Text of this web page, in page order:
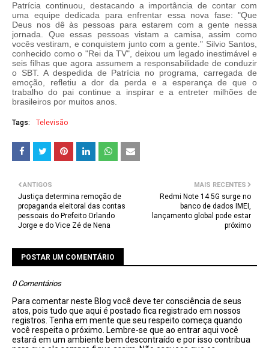
Patrícia continuou, destacando a importância de contar com
uma equipe dedicada para enfrentar essa nova fase: "Que
Deus nos dê às pessoas para estarem com a gente nessa
jornada. Que essas pessoas vistam a camisa, assim como
vocês vestiram, e conquistem junto com a gente." Silvio Santos,
conhecido como o "Rei da TV", deixou um legado inestimável e
seis filhas que agora assumem a responsabilidade de conduzir
o SBT. A despedida de Patrícia no programa, carregada de
emoção, refletiu a dor da perda e a esperança de que o
trabalho do pai continue a inspirar e a entreter milhões de
brasileiros por muitos anos.
Tags: Televisão
MAIS RECENTES
Redmi Note 14 5G surge no
banco de dados IMEI,
lançamento global pode estar
próximo
ANTIGOS
Justiça determina remoção de
propaganda eleitoral das contas
pessoais do Prefeito Orlando
Jorge e do Vice Zé de Nena
POSTAR UM COMENTÁRIO
0 Comentários
Para comentar neste Blog você deve ter consciência de seus
atos, pois tudo que aqui é postado fica registrado em nossos
registros. Tenha em mente que seu respeito começa quando
você respeita o próximo. Lembre-se que ao entrar aqui você
estará em um ambiente bem descontraído e por isso contribua